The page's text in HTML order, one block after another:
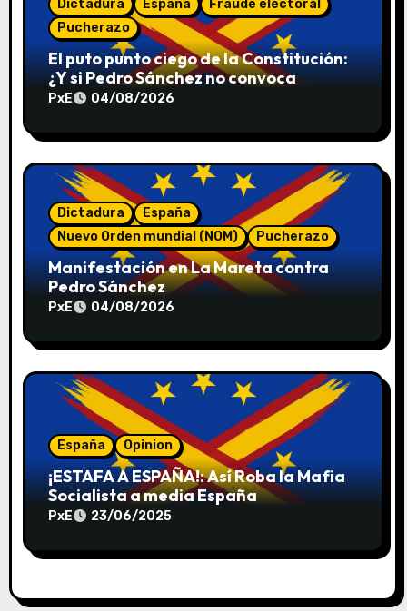
e
t
r
d
a
Dictadura España
Fraude electoral
Pucherazo
El puto punto ciego de la Constitución:
¿Y si Pedro Sánchez no convoca
elecciones en 2027?
PxE 04/08/2026
Dictadura
España
Nuevo Orden mundial (NOM)
Pucherazo
Manifestación en La Mareta contra
Pedro Sánchez
PxE 04/08/2026
España Opinion
¡ESTAFA A ESPAÑA!: Así Roba la Mafia
Socialista a media España
PxE 23/06/2025